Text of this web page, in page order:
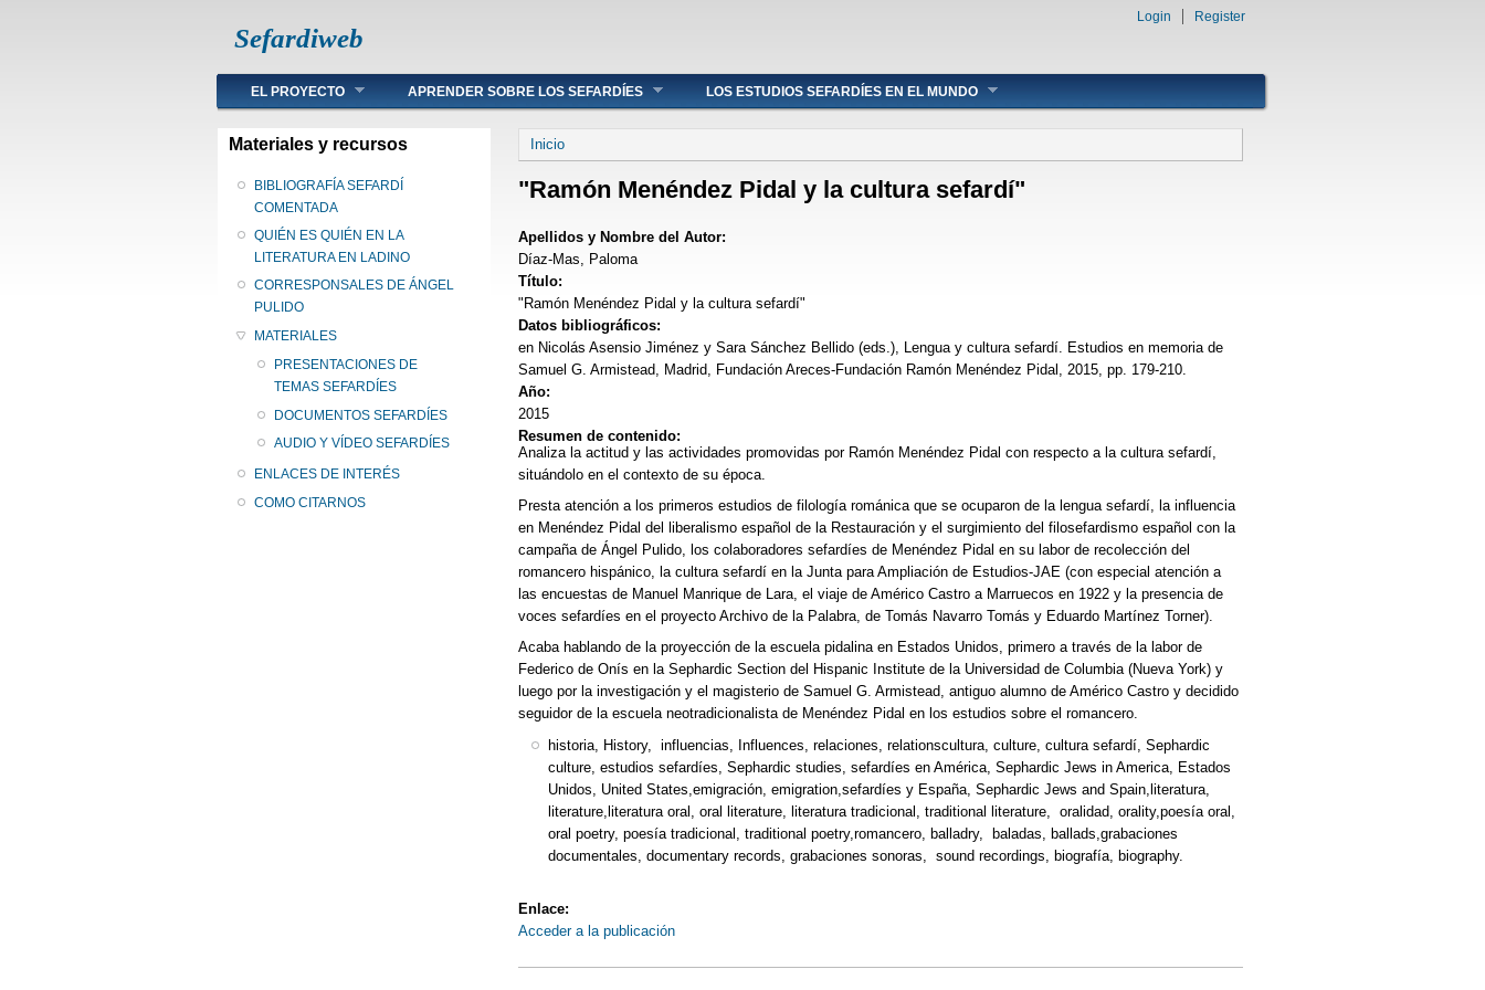
Sefardiweb
Login Register
Main menu
EL PROYECTO APRENDER SOBRE LOS SEFARDÍES LOS ESTUDIOS SEFARDÍES EN EL MUNDO
Materiales y recursos
BIBLIOGRAFÍA SEFARDÍ
COMENTADA
QUIÉN ES QUIÉN EN LA
LITERATURA EN LADINO
CORRESPONSALES DE ÁNGEL
PULIDO
MATERIALES
PRESENTACIONES DE
TEMAS SEFARDÍES
DOCUMENTOS SEFARDÍES
AUDIO Y VÍDEO SEFARDÍES
ENLACES DE INTERÉS
COMO CITARNOS
Se encuentra usted aquí
Inicio
"Ramón Menéndez Pidal y la cultura sefardí"
Apellidos y Nombre del Autor:
Díaz-Mas, Paloma
Título:
"Ramón Menéndez Pidal y la cultura sefardí"
Datos bibliográficos:
en Nicolás Asensio Jiménez y Sara Sánchez Bellido (eds.), Lengua y cultura sefardí. Estudios en memoria de
Samuel G. Armistead, Madrid, Fundación Areces-Fundación Ramón Menéndez Pidal, 2015, pp. 179-210.
Año:
2015
Resumen de contenido:
Analiza la actitud y las actividades promovidas por Ramón Menéndez Pidal con respecto a la cultura sefardí,
situándolo en el contexto de su época.
Presta atención a los primeros estudios de filología románica que se ocuparon de la lengua sefardí, la influencia
en Menéndez Pidal del liberalismo español de la Restauración y el surgimiento del filosefardismo español con la
campaña de Ángel Pulido, los colaboradores sefardíes de Menéndez Pidal en su labor de recolección del
romancero hispánico, la cultura sefardí en la Junta para Ampliación de Estudios-JAE (con especial atención a
las encuestas de Manuel Manrique de Lara, el viaje de Américo Castro a Marruecos en 1922 y la presencia de
voces sefardíes en el proyecto Archivo de la Palabra, de Tomás Navarro Tomás y Eduardo Martínez Torner).
Acaba hablando de la proyección de la escuela pidalina en Estados Unidos, primero a través de la labor de
Federico de Onís en la Sephardic Section del Hispanic Institute de la Universidad de Columbia (Nueva York) y
luego por la investigación y el magisterio de Samuel G. Armistead, antiguo alumno de Américo Castro y decidido
seguidor de la escuela neotradicionalista de Menéndez Pidal en los estudios sobre el romancero.
historia, History, influencias, Influences, relaciones, relationscultura, culture, cultura sefardí, Sephardic
culture, estudios sefardíes, Sephardic studies, sefardíes en América, Sephardic Jews in America, Estados
Unidos, United States,emigración, emigration,sefardíes y España, Sephardic Jews and Spain,literatura,
literature,literatura oral, oral literature, literatura tradicional, traditional literature, oralidad, orality,poesía oral,
oral poetry, poesía tradicional, traditional poetry,romancero, balladry, baladas, ballads,grabaciones
documentales, documentary records, grabaciones sonoras, sound recordings,
biografía, biography.
Enlace:
Acceder a la publicación